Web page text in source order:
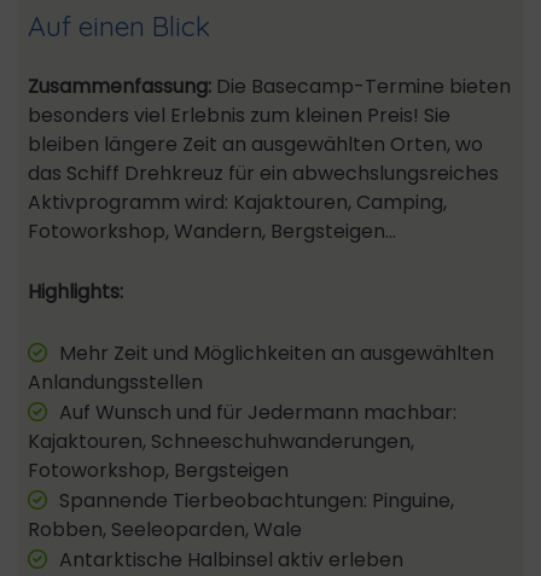
Auf einen Blick
Zusammenfassung: Die Basecamp-Termine bieten
besonders viel Erlebnis zum kleinen Preis! Sie
bleiben längere Zeit an ausgewählten Orten, wo
das Schiff Drehkreuz für ein abwechslungsreiches
Aktivprogramm wird: Kajaktouren, Camping,
Fotoworkshop, Wandern, Bergsteigen…
Highlights:
Mehr Zeit und Möglichkeiten an ausgewählten
Anlandungsstellen
Auf Wunsch und für Jedermann machbar:
Kajaktouren, Schneeschuhwanderungen,
Fotoworkshop, Bergsteigen
Spannende Tierbeobachtungen: Pinguine,
Robben, Seeleoparden, Wale
Antarktische Halbinsel aktiv erleben